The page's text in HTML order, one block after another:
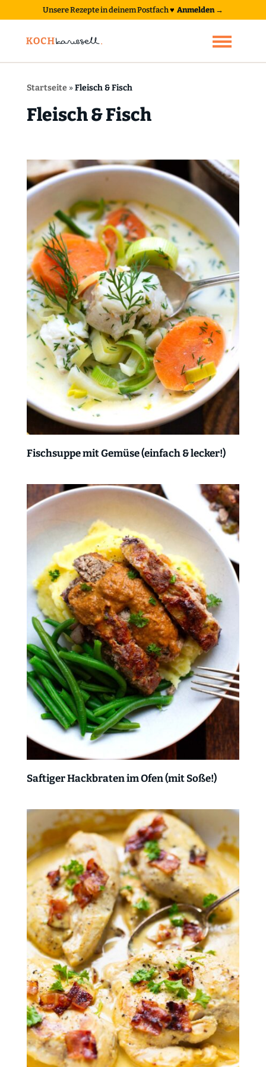
Unsere Rezepte in deinem Postfach♥ Anmelden →
Startseite»Fleisch & Fisch
Fleisch & Fisch
Fischsuppe mit Gemüse (einfach & lecker!)
Saftiger Hackbraten im Ofen (mit Soße!)